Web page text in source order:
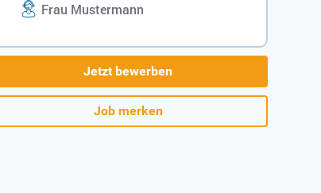
Frau Mustermann
Jetzt bewerben
Job merken